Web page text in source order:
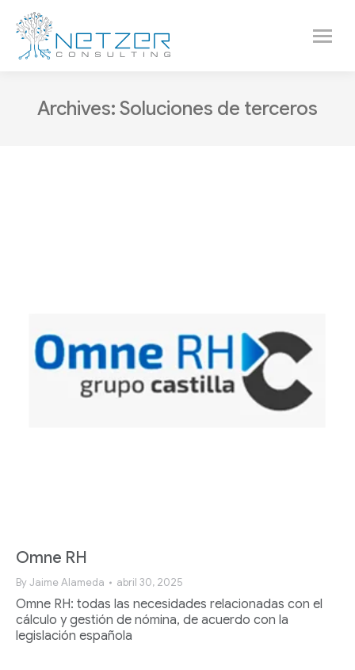
Archives: Soluciones de terceros
Omne RH
ByJaime Alameda abril 30, 2025
Omne RH: todas las necesidades relacionadas con el
cálculo y gestión de nómina, de acuerdo con la
legislación española